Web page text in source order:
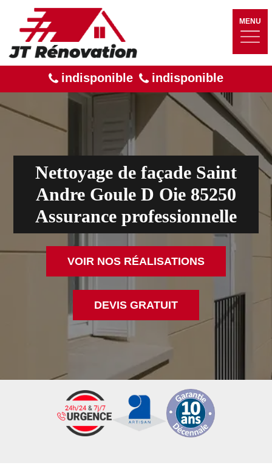
MENU
indisponible indisponible
Nettoyage de façade Saint
Andre Goule D Oie 85250
Assurance professionnelle
VOIR NOS RÉALISATIONS
DEVIS GRATUIT